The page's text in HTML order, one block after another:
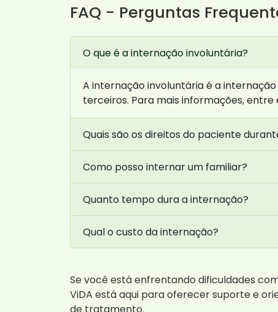
FAQ - Perguntas
O que é a internação involuntária?
A internação involuntária é a
terceiros. Para mais informações,
Quais são os direitos do paciente
Como posso internar um familiar?
Quanto tempo dura a internação?
Qual o custo da internação?
Se você está enfrentando dificuldades
ViDA está aqui para oferecer suporte e